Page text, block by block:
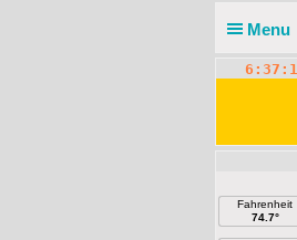
Menu
Fahrenheit
74.7°